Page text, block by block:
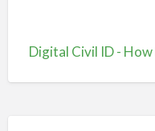
Digital Civil ID -